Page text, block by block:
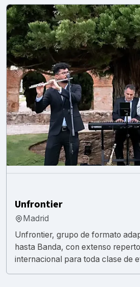
Unfrontier
Madrid
Unfrontier, grupo de formato
hasta Banda, con extenso
internacional para toda clase de